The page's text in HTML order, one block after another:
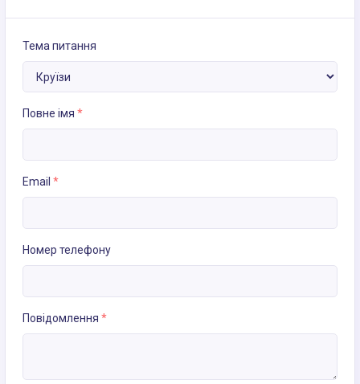
Тема питання
Повне імя *
Email *
Номер телефону
Повідомлення *